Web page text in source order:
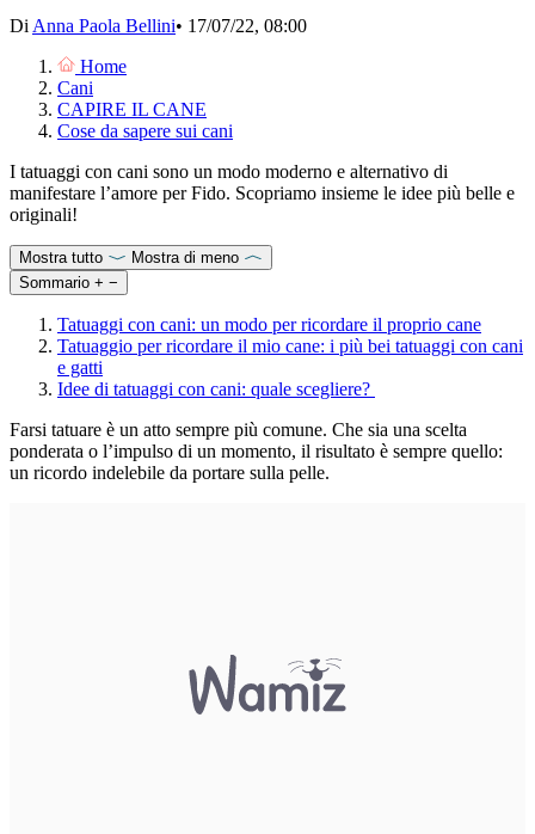
Di Anna Paola Bellini• 17/07/22, 08:00
Home
Cani
CAPIRE IL CANE
Cose da sapere sui cani
I tatuaggi con cani sono un modo moderno e alternativo di
manifestare l’amore per Fido. Scopriamo insieme le idee più belle e
originali!
Mostra tutto
Mostra di meno
Sommario + −
Tatuaggi con cani: un modo per ricordare il proprio cane
Tatuaggio per ricordare il mio cane: i più bei tatuaggi con cani
e gatti
Idee di tatuaggi con cani: quale scegliere?
Farsi tatuare è un atto sempre più comune. Che sia una scelta
ponderata o l’impulso di un momento, il risultato è sempre quello:
un ricordo indelebile da portare sulla pelle.